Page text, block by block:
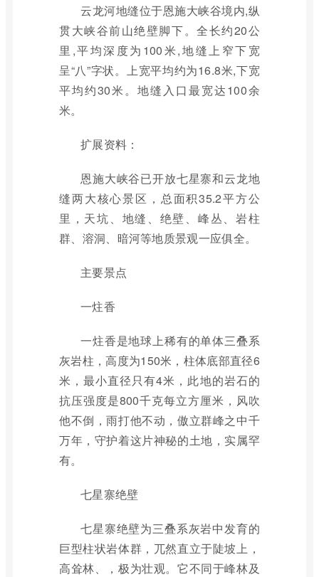
云龙河地缝位于恩施大峡谷境内,纵
贯大峡谷前山绝壁脚下。全长约20公
里,平均深度为100米,地缝上窄下宽
呈“八”字状。上宽平均约为16.8米,下宽
平均约30米。地缝入口最宽达100余
米。
扩展资料：
恩施大峡谷已开放七星寨和云龙地
缝两大核心景区，总面积35.2平方公
里，天坑、地缝、绝壁、峰丛、岩柱
群、溶洞、暗河等地质景观一应俱全。
主要景点
一炷香
一炷香是地球上稀有的单体三叠系
灰岩柱，高度为150米，柱体底部直径6
米，最小直径只有4米，此地的岩石的
抗压强度是800千克每立方厘米，风吹
他不倒，雨打他不动，傲立群峰之中千
万年，守护着这片神秘的土地，实属罕
有。
七星寨绝壁
七星寨绝壁为三叠系灰岩中发育的
巨型柱状岩体群，兀然直立于陡坡上，
高耸林、，极为壮观。它不同于峰林及